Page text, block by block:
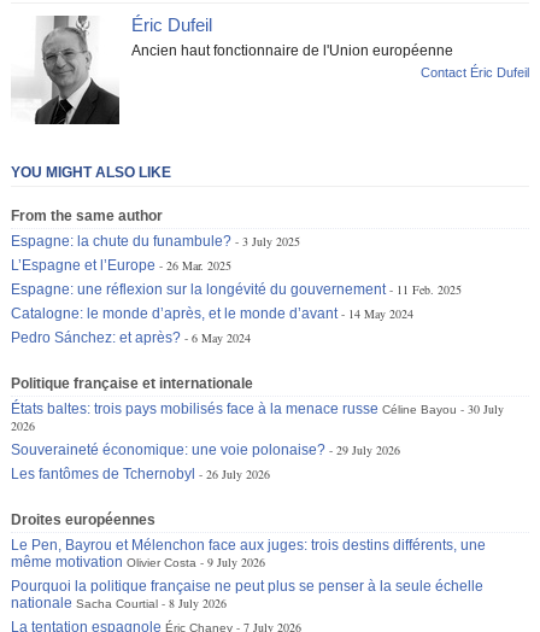
Éric Dufeil
Ancien haut fonctionnaire de l'Union européenne
Contact Éric Dufeil
YOU MIGHT ALSO LIKE
From the same author
Espagne: la chute du funambule?
3 July 2025
L’Espagne et l’Europe
26 Mar. 2025
Espagne: une réflexion sur la longévité du gouvernement
11 Feb. 2025
Catalogne: le monde d’après, et le monde d’avant 14 May 2024
Pedro Sánchez: et après?
6 May 2024
Politique française et internationale
États baltes: trois pays mobilisés face à la menace russe Céline Bayou
30 July
2026
Souveraineté économique: une voie polonaise?
29 July 2026
Les fantômes de Tchernobyl
26 July 2026
Droites européennes
Le Pen, Bayrou et Mélenchon face aux juges: trois destins différents, une
même motivation Olivier Costa
9 July 2026
Pourquoi la politique française ne peut plus se penser à la seule échelle
nationale Sacha Courtial
8 July 2026
La tentation espagnole Éric Chaney 7 July 2026